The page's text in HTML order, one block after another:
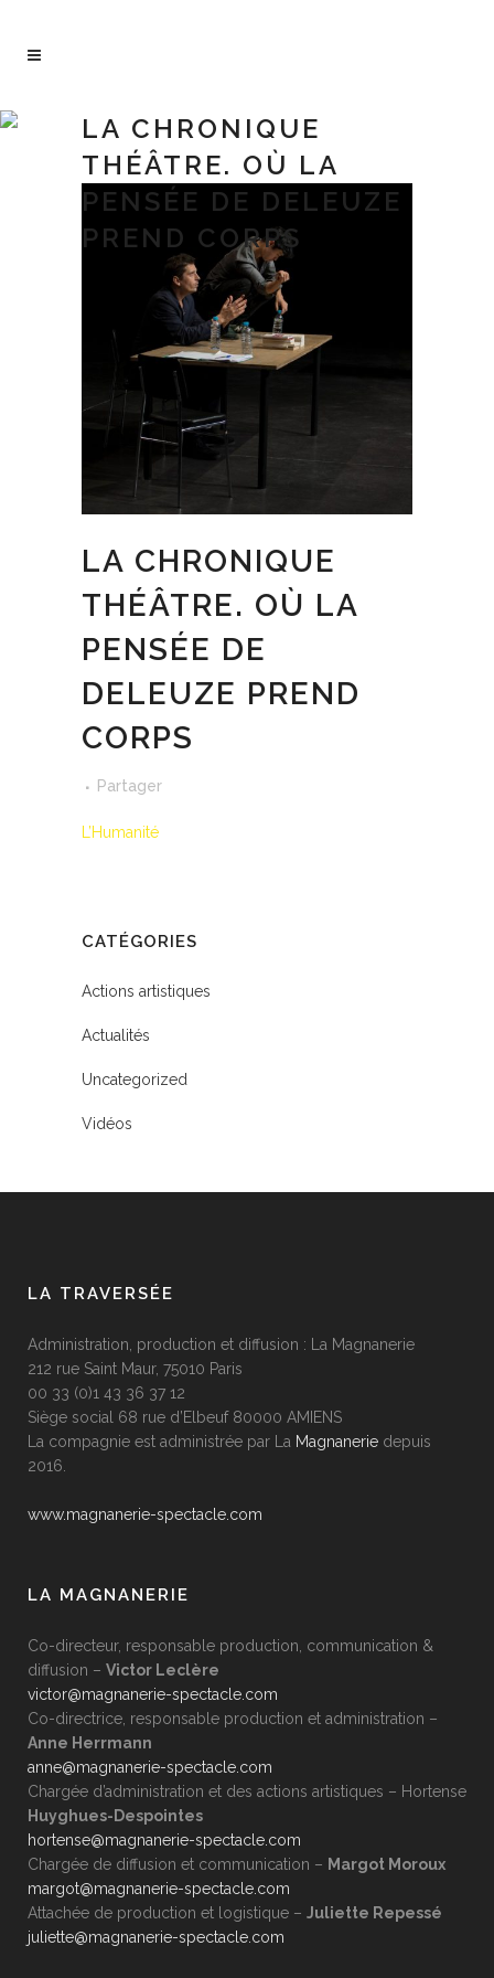
LA CHRONIQUE
THÉÂTRE. OÙ LA
PENSÉE DE DELEUZE
PREND CORPS
LA CHRONIQUE
THÉÂTRE. OÙ LA
PENSÉE DE
DELEUZE PREND
CORPS
Partager
L’Humanité
CATÉGORIES
Actions artistiques
Actualités
Uncategorized
Vidéos
LA TRAVERSÉE
Administration, production et diffusion : La Magnanerie
212 rue Saint Maur, 75010 Paris
00 33 (0)1 43 36 37 12
Siège social 68 rue d’Elbeuf 80000 AMIENS
La compagnie est administrée par La Magnanerie depuis
2016.
www.magnanerie-spectacle.com
LA MAGNANERIE
Co-directeur, responsable production, communication &
diffusion – Victor Leclère
victor@magnanerie-spectacle.com
Co-directrice, responsable production et administration –
Anne Herrmann
anne@magnanerie-spectacle.com
Chargée d’administration et des actions artistiques – Hortense
Huyghues-Despointes
hortense@magnanerie-spectacle.com
Chargée de diffusion et communication – Margot Moroux
margot@magnanerie-spectacle.com
Attachée de production et logistique – Juliette Repessé
juliette@magnanerie-spectacle.com